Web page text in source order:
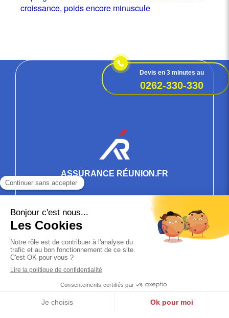
croissance, poids encore minuscule
Devis en 3 minutes au
0262-330-330
ASSURANCE RÉUNION.FR
Contact
0262-330-330